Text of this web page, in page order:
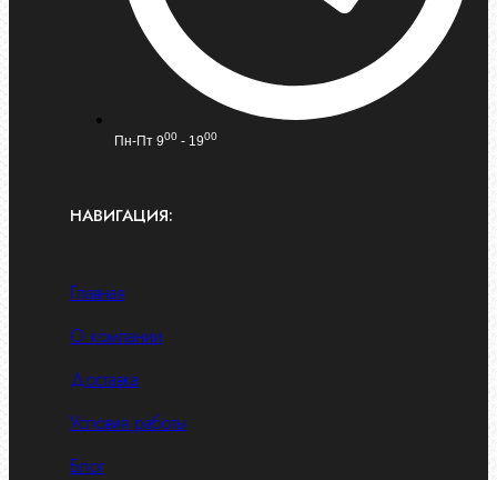
Пн-Пт 900 - 1900
НАВИГАЦИЯ:
Главная
О компании
Доставка
Условия работы
Блог